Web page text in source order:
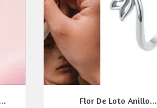
Vista rápida
Flor De Loto Anillo...